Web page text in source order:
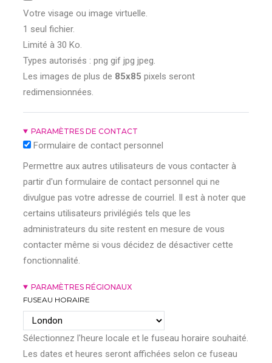
Votre visage ou image virtuelle.
1 seul fichier.
Limité à 30 Ko.
Types autorisés : png gif jpg jpeg.
Les images de plus de 85x85 pixels seront
redimensionnées.
PARAMÈTRES DE CONTACT
Formulaire de contact personnel
Permettre aux autres utilisateurs de vous contacter à
partir d'un formulaire de contact personnel qui ne
divulgue pas votre adresse de courriel. Il est à noter que
certains utilisateurs privilégiés tels que les
administrateurs du site restent en mesure de vous
contacter même si vous décidez de désactiver cette
fonctionnalité.
PARAMÈTRES RÉGIONAUX
FUSEAU HORAIRE
Sélectionnez l'heure locale et le fuseau horaire souhaité.
Les dates et heures seront affichées selon ce fuseau